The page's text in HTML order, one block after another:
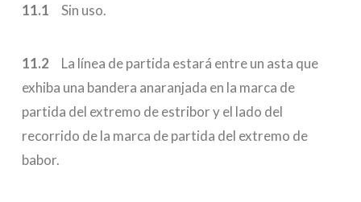
11.1 Sin uso.
11.2 La línea de partida estará entre un asta que
exhiba una bandera anaranjada en la marca de
partida del extremo de estribor y el lado del
recorrido de la marca de partida del extremo de
babor.